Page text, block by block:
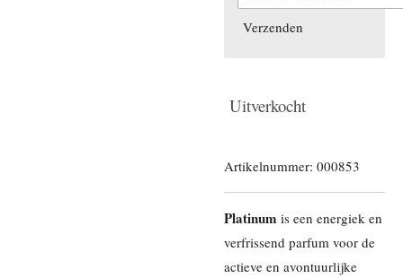
Verzenden
Uitverkocht
Artikelnummer: 000853
Platinum is een energiek en
verfrissend parfum voor de
actieve en avontuurlijke